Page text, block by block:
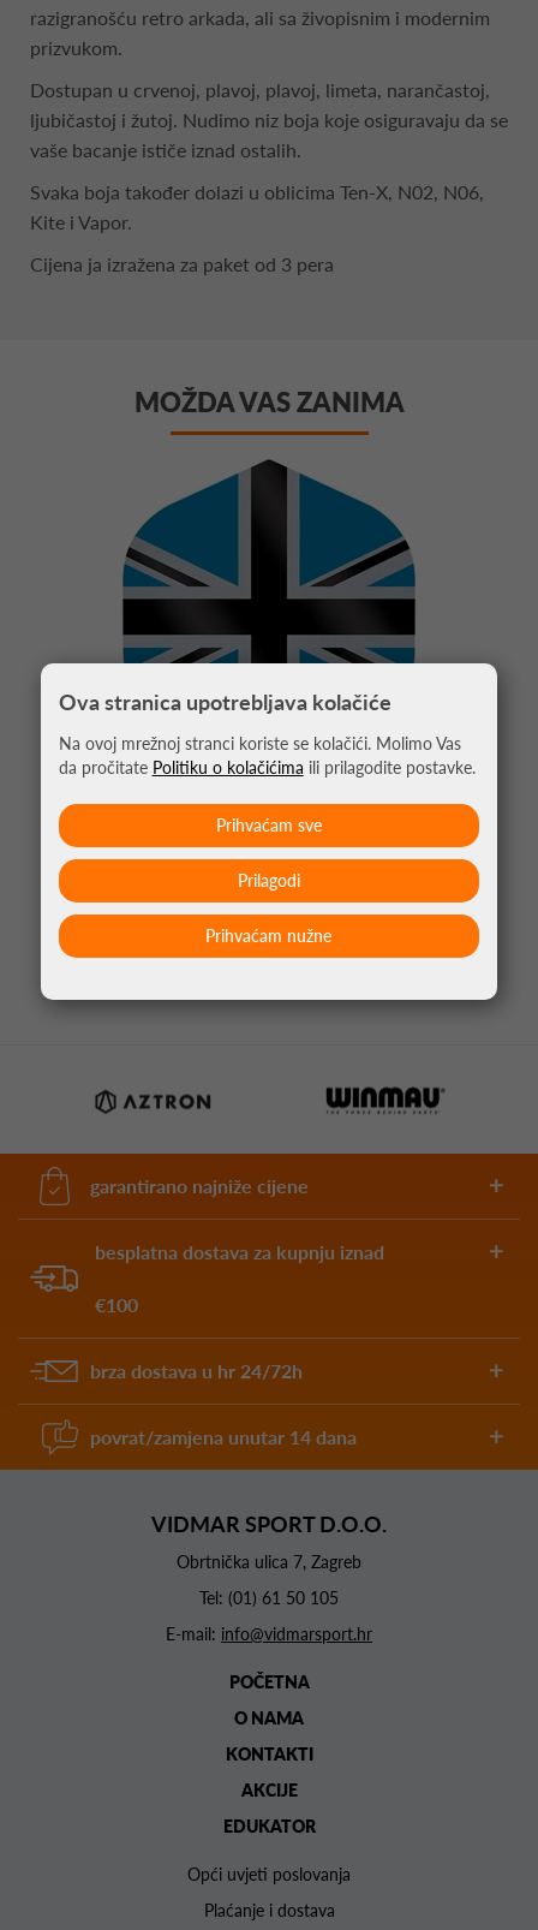
razigranošću retro arkada, ali sa živopisnim i modernim
prizvukom.
Dostupan u crvenoj, plavoj, plavoj, limeta, narančastoj,
ljubičastoj i žutoj. Nudimo niz boja koje osiguravaju da se
vaše bacanje ističe iznad ostalih.
Svaka boja također dolazi u oblicima Ten-X, N02, N06,
Kite i Vapor.
Cijena ja izražena za paket od 3 pera
MOŽDA VAS ZANIMA
PIKADO PERA ALLIANCE-X UNION JACK NO2
B&B
1,05 €
garantirano najniže cijene
besplatna dostava za kupnju iznad
€100
brza dostava u hr 24/72h
povrat/zamjena unutar 14 dana
VIDMAR SPORT D.O.O.
Obrtnička ulica 7, Zagreb
Tel: (01) 61 50 105
E-mail: info@vidmarsport.hr
POČETNA
O NAMA
KONTAKTI
AKCIJE
EDUKATOR
Opći uvjeti poslovanja
Plaćanje i dostava
Ova stranica upotrebljava kolačiće
Na ovoj mrežnoj stranci koriste se kolačići. Molimo Vas
da pročitate Politiku o kolačićima ili prilagodite postavke.
Prihvaćam nužne
Prilagodi
Prihvaćam sve